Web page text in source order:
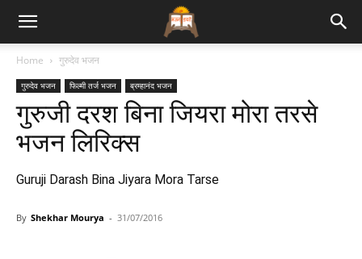
Bhajan
Lyrics
Home गुरुदेव भजन
गुरुदेव भजन फिल्मी तर्ज भजन ब्रम्हानंद भजन
गुरुजी दरश बिना जियरा मोरा तरसे
भजन लिरिक्स
Guruji Darash Bina Jiyara Mora Tarse
By Shekhar Mourya - 31/07/2016